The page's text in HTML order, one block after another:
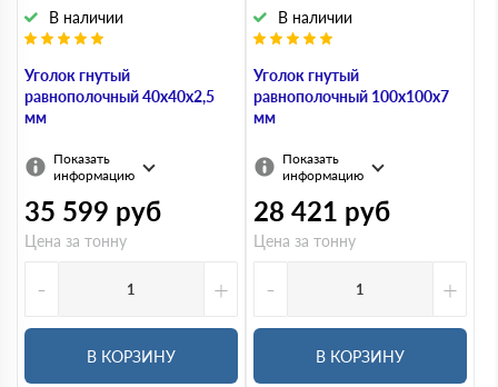
Уголок гнутый
равнополочный 40х40х2,5
мм
В наличии
Показать
информацию
35 599 руб
Цена за тонну
- +
В КОРЗИНУ
Уголок гнутый
равнополочный 100х100х7
мм
В наличии
Показать
информацию
28 421 руб
Цена за тонну
- +
В КОРЗИНУ